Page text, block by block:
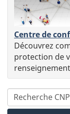
Centre de
Découvrez
protection de